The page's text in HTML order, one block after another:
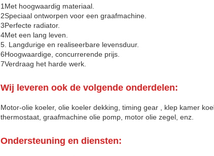
1Met hoogwaardig materiaal.
2Speciaal ontworpen voor een graafmachine.
3Perfecte radiator.
4Met een lang leven.
5. Langdurige en realiseerbare levensduur.
6Hoogwaardige, concurrerende prijs.
7Verdraag het harde werk.
Wij leveren ook de volgende onderdelen:
Motor-olie koeler, olie koeler dekking, timing gear , klep kamer
thermostaat, graafmachine olie pomp, motor olie zegel, enz.
Ondersteuning en diensten: